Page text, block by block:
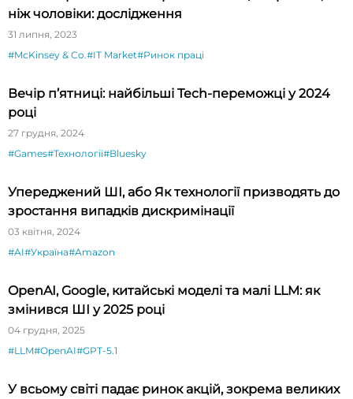
ніж чоловіки: дослідження
31 липня, 2023
#McKinsey & Co.#IT Market#Ринок праці
Вечір п’ятниці: найбільші Tech-переможці у 2024
році
27 грудня, 2024
#Games#Технології#Bluesky
Упереджений ШІ, або Як технології призводять до
зростання випадків дискримінації
03 квітня, 2024
#AI#Україна#Amazon
OpenAI, Google, китайські моделі та малі LLM: як
змінився ШІ у 2025 році
04 грудня, 2025
#LLM#OpenAI#GPT-5.1
У всьому світі падає ринок акцій, зокрема великих